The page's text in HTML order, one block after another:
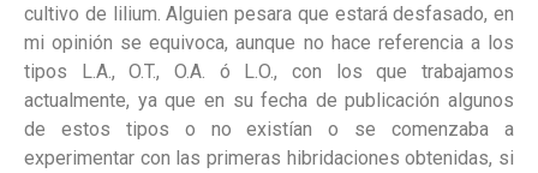
cultivo de lilium. Alguien pesara que estará desfasado, en
mi opinión se equivoca, aunque no hace referencia a los
tipos L.A., O.T., O.A. ó L.O., con los que trabajamos
actualmente, ya que en su fecha de publicación algunos
de estos tipos o no existían o se comenzaba a
experimentar con las primeras hibridaciones obtenidas, si